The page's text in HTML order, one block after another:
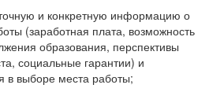
и конкретную информацию о
(заработная плата, возможность
образования, перспективы
социальные гарантии) и
в выборе места работы;